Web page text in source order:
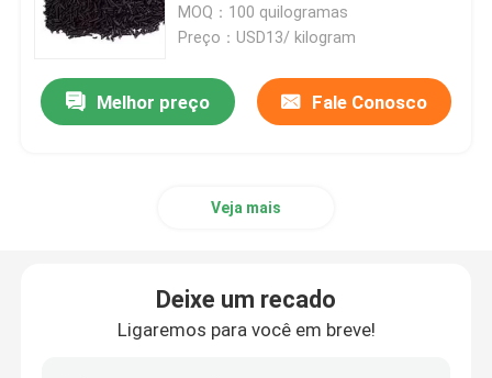
de purificação de biogás
MOQ：100 quilogramas
Preço：USD13/ kilogram
Melhor preço Fale Conosco
Veja mais
Deixe um recado
Ligaremos para você em breve!